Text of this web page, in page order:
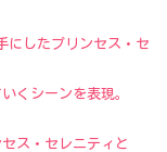
にしたプリンセス・セ
くシーンを表現。
ス・セレニティと